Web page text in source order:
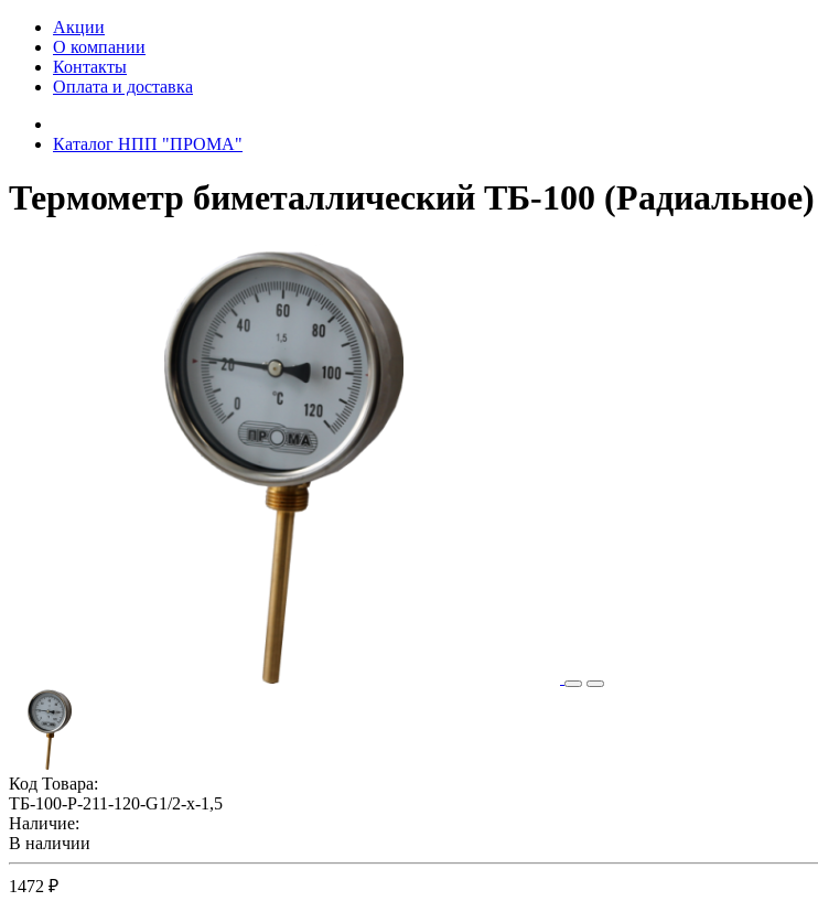
Акции
О компании
Контакты
Оплата и доставка
Каталог НПП "ПРОМА"
Термометр биметаллический ТБ-100 (Радиальное)
Код Товара:
ТБ-100-Р-211-120-G1/2-х-1,5
Наличие:
В наличии
1472 ₽